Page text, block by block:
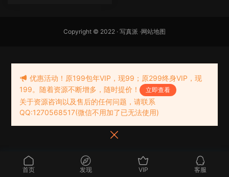
Copyright © 2022 · 写真派 ·网站地图
首页 发现 VIP 客服
优惠活动！原199包年VIP，现99；原299终身VIP，现
199。随着资源不断增多，随时提价！
立即查看
关于资源咨询以及售后的任何问题，请联系
QQ:1270568517(微信不用加了已无法使用)